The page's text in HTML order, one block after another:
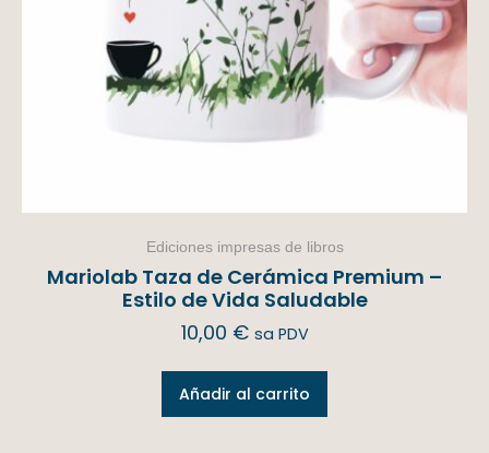
Ediciones impresas de libros
Mariolab Taza de Cerámica Premium –
Estilo de Vida Saludable
10,00 € sa PDV
Añadir al carrito